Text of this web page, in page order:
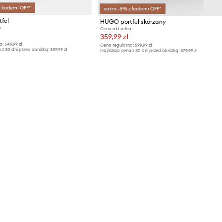
OFF*
549,99 zł
z 30 dni przed obniżką: 339,99 zł
extra -5% z kodem: OFF*
HUGO portfel skórzany
Cena aktualna:
359,99 zł
Cena regularna: 599,99 zł
Najniższa cena z 30 dni przed obniżką: 379,99 zł